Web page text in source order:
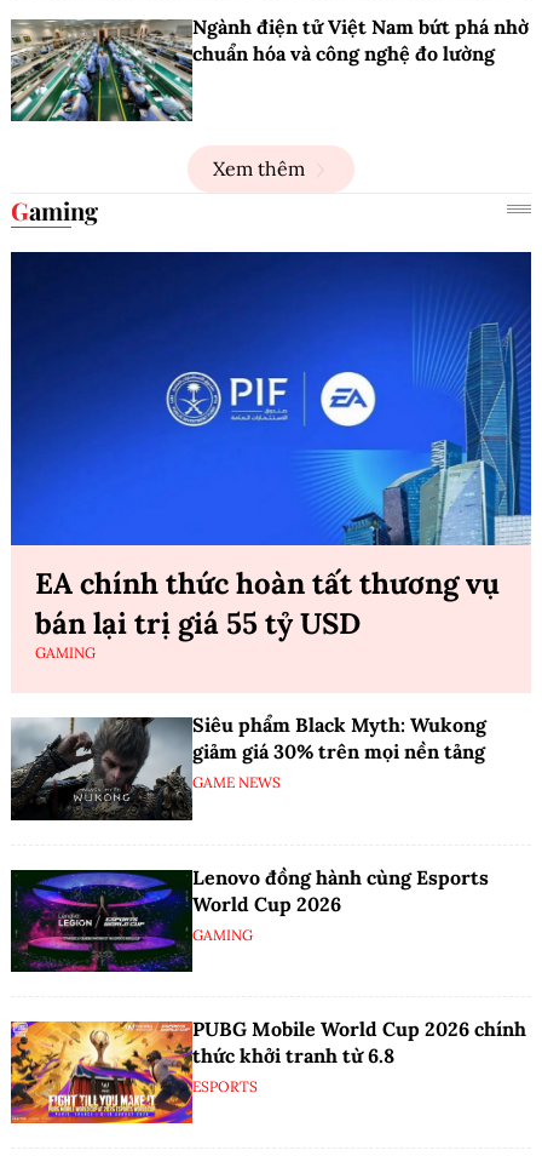
Ngành điện tử Việt Nam bứt phá nhờ
chuẩn hóa và công nghệ đo lường
Xem thêm
Gaming
EA chính thức hoàn tất thương vụ
bán lại trị giá 55 tỷ USD
GAMING
Siêu phẩm Black Myth: Wukong
giảm giá 30% trên mọi nền tảng
GAME NEWS
Lenovo đồng hành cùng Esports
World Cup 2026
GAMING
PUBG Mobile World Cup 2026 chính
thức khởi tranh từ 6.8
ESPORTS